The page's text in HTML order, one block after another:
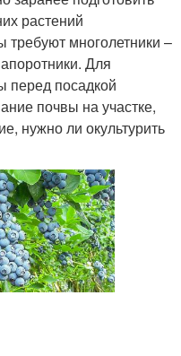
растений
многолетники –
Для
перед посадкой
почвы на участке,
нужно ли окультурить